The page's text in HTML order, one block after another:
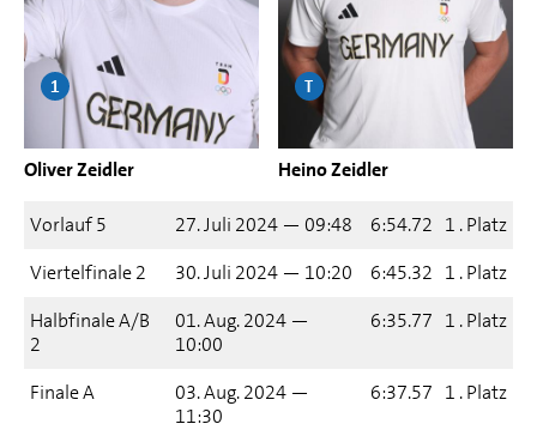
Oliver Zeidler
1
Heino Zeidler
T
Vorlauf 5 27. Juli 2024 — 09:48 6:54.72 1 . Platz
Viertelfinale 2
30. Juli 2024 — 10:20 6:45.32 1 . Platz
Halbfinale A/B
2
01. Aug. 2024 —
10:00
6:35.77 1 . Platz
Finale A
03. Aug. 2024 —
11:30
6:37.57 1 . Platz